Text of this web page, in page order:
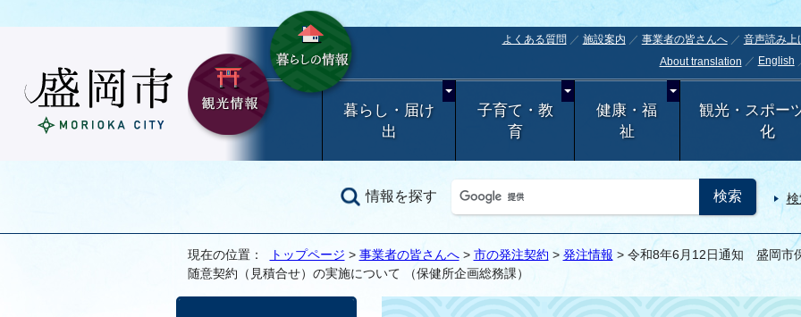
よくある質問 施設案内 事業者の皆さんへ 音声読み上
About translation
English
暮らし・届け
出
子育て・教
育
健康・福
祉
観光・スポー
化
情報を探す
現在の位置： トップページ > 事業者の皆さんへ> 市の発注契約 > 発注情報 > 令和8年6月12日通知 盛岡市
随意契約（見積合せ）の実施について （保健所企画総務課）